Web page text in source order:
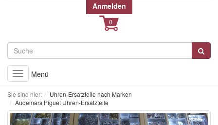
Anmelden
Toggle
navigation
Menü
Sie sind hier:
Uhren-Ersatzteile nach Marken
Audemars Piguet Uhren-Ersatzteile